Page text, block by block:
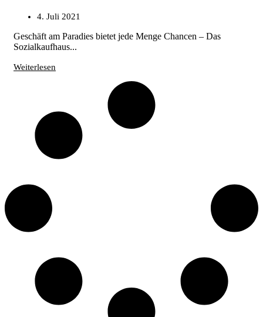
4. Juli 2021
Geschäft am Paradies bietet jede Menge Chancen – Das
Sozialkaufhaus...
Weiterlesen